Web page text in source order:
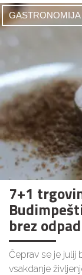
GASTRONOMIJA
7+1
brez
Čeprav se je julij
vsakdanje